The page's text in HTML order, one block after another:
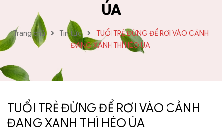
ÚA
Trang chủ Tin tức
TUỔI TRẺ ĐỪNG ĐỂ RƠI VÀO CẢNH
ĐANG XANH THÌ HÉO ÚA
TUỔI TRẺ ĐỪNG ĐỂ RƠI VÀO CẢNH
ĐANG XANH THÌ HÉO ÚA